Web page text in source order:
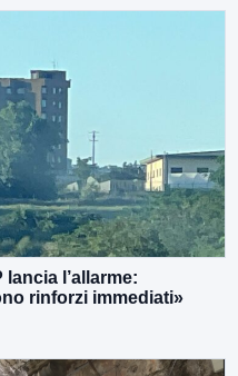
l’allarme:
rinforzi immediati»